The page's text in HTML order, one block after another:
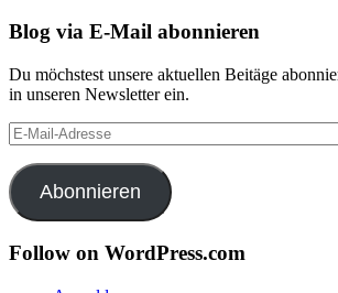
Blog via E-Mail abonnieren
Du möchstest unsere aktuellen Beitäge
in unseren Newsletter ein.
E-
Mail-
Adresse
Abonnieren
Follow on WordPress.com